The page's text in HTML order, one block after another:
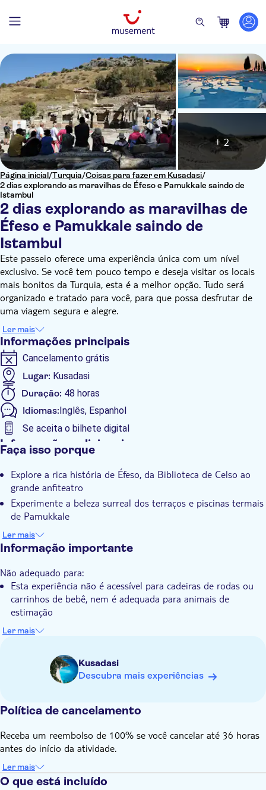
Página inicial/Turquia/Coisas para fazer em Kusadasi/
2 dias explorando as maravilhas de Éfeso e Pamukkale saindo de
Istambul
2 dias explorando as maravilhas de
Éfeso e Pamukkale saindo de
Istambul
+ 2
Este passeio oferece uma experiência única com um nível
exclusivo. Se você tem pouco tempo e deseja visitar os locais
mais bonitos da Turquia, esta é a melhor opção. Tudo será
organizado e tratado para você, para que possa desfrutar de
uma viagem segura e alegre.
Você embarcará em uma viagem cativante pela história e pelas
maravilhas naturais enquanto explora a antiga cidade de Éfeso
e os deslumbrantes terraços de Pamukkale. Descubra as
fascinantes ruínas de Éfeso, incluindo a Biblioteca de Celso e o
grande anfiteatro, antes de mergulhar na beleza surreal dos
terraços de travertino e piscinas termais de Pamukkale.
Descubra os segredos desses destinos notáveis em uma
aventura notável de 2 dias e explore como as culturas oriental
e ocidental se combinaram,
Ler mais
Informações principais
Cancelamento grátis
Lugar: Kusadasi
Duração: 48 horas
Idiomas:Inglês, Espanhol
Se aceita o bilhete digital
Informações adicionais
Tour guiado
Tour privado
Voucher eletrônico
Pick up no hotel
Transporte incluído
Faça isso porque
Explore a rica história de Éfeso, da Biblioteca de Celso ao
grande anfiteatro
Experimente a beleza surreal dos terraços e piscinas termais
de Pamukkale
Desfrute de uma excursão de 2 dias sem complicações e
com curadoria, garantindo uma viagem segura e alegre
Ler mais
Informação importante
Não adequado para:
Esta experiência não é acessível para cadeiras de rodas ou
carrinhos de bebê, nem é adequada para animais de
estimação
Saiba com antecedência:
Bilhetes de voo doméstico e todas as transferências estão
Suas passagens aéreas serão fornecidas a você por e-mail ou
Você será solicitado a adicionar os dados completos do seu
incluídas.
É aconselhável usar vestidos e sapatos confortáveis e
sazonais
Assentos infantis não estão disponíveis e, portanto, os bebês
Ler mais
Kusadasi
Descubra mais experiências
Política de cancelamento
Receba um reembolso de 100% se você cancelar até 36 horas
antes do início da atividade.
Ler mais
O que está incluído